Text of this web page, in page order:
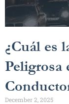
¿Cuál es
Peligrosa
December 2, 2025